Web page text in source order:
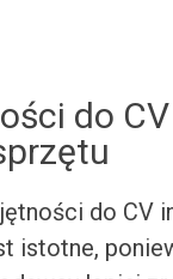
do CV
do CV
istotne,